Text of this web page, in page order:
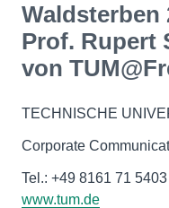
Waldsterben
Prof. Rupert
von
TECHNISCHE
Corporate
Tel.: +49 8161 71
www.tum.de